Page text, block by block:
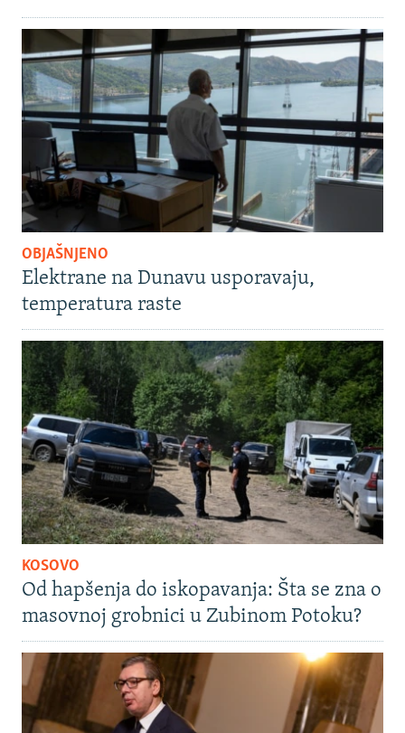
OBJAŠNJENO
Elektrane na Dunavu usporavaju,
temperatura raste
KOSOVO
Od hapšenja do iskopavanja: Šta se zna o
masovnoj grobnici u Zubinom Potoku?